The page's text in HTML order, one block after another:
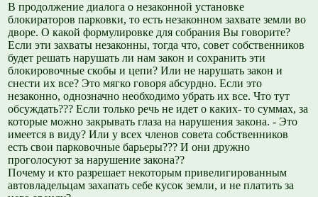
В продолжение диалога о незаконной установке
блокираторов парковки, то есть незаконном захвате земли во
дворе. О какой формулировке для собрания Вы говорите?
Если эти захваты незаконны, тогда что, совет собственников
будет решать нарушать ли нам закон и сохранить эти
блокировочные скобы и цепи? Или не нарушать закон и
снести их все? Это мягко говоря абсурдно. Если это
незаконно, однозначно необходимо убрать их все. Что тут
обсуждать??? Если только речь не идет о каких- то суммах, за
которые можно закрывать глаза на нарушения закона. - Это
имеется в виду? Или у всех членов совета собственников
есть свои парковочные барьеры??? И они дружно
проголосуют за нарушение закона??
Почему и кто разрешает некоторым привелигированным
автовладельцам захапать себе кусок земли, и не платить за